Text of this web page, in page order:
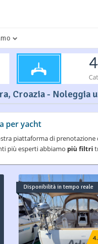
Croazia - Noleggia
per yacht
piattaforma di
più esperti abbiamo più filtri
Disponibilità in tempo reale